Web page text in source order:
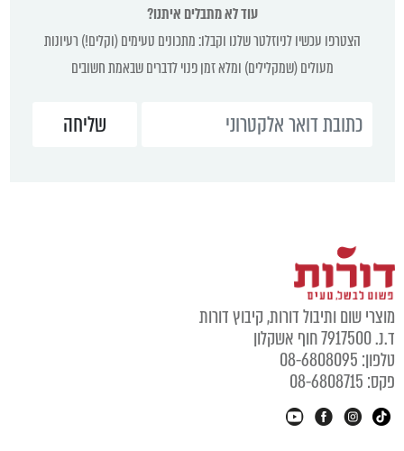
עוד לא מתבלים איתנו?
הצטרפו עכשיו לניוזלטר שלנו וקבלו: מתכונים טעימים (וקלים!) רעיונות
מעולים (שמקלילים) ומלא זמן פנוי לדברים שבאמת חשובים
מוצרי שום ותיבול דורות, קיבוץ דורות
ד.נ. 7917500 חוף אשקלון
טלפון: 08-6808095
פקס: 08-6808715